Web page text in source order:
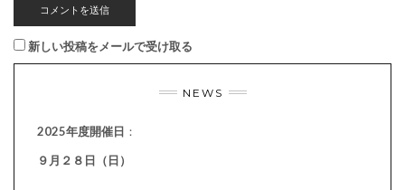
新しい投稿をメールで受け取る
NEWS
2025年度開催日 ：
９月２８日（日）